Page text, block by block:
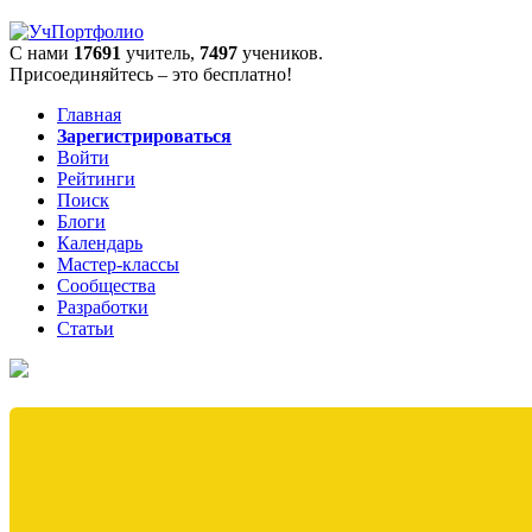
С нами 17691 учитель, 7497 учеников.
Присоединяйтесь – это бесплатно!
Главная
Зарегистрироваться
Войти
Рейтинги
Поиск
Блоги
Календарь
Мастер-классы
Сообщества
Разработки
Статьи